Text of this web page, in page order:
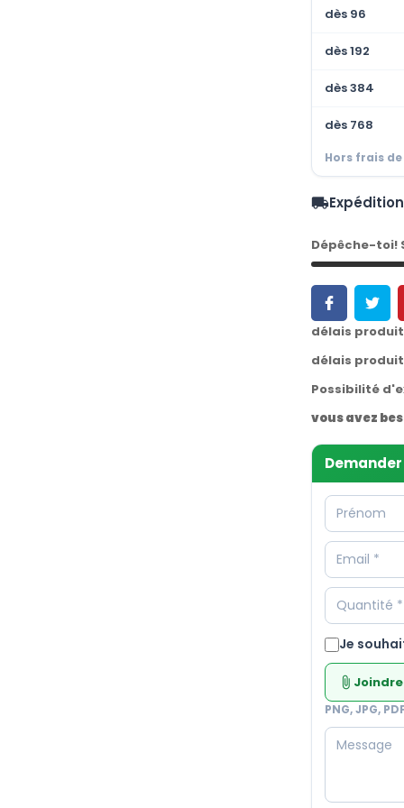
dès 96
dès 192
dès 384
dès 768
Hors frais
local_shipping
Dépêche-toi!
délais
délais produit
Possibilité
vous avez
Je
attach_file
PNG, JPG,